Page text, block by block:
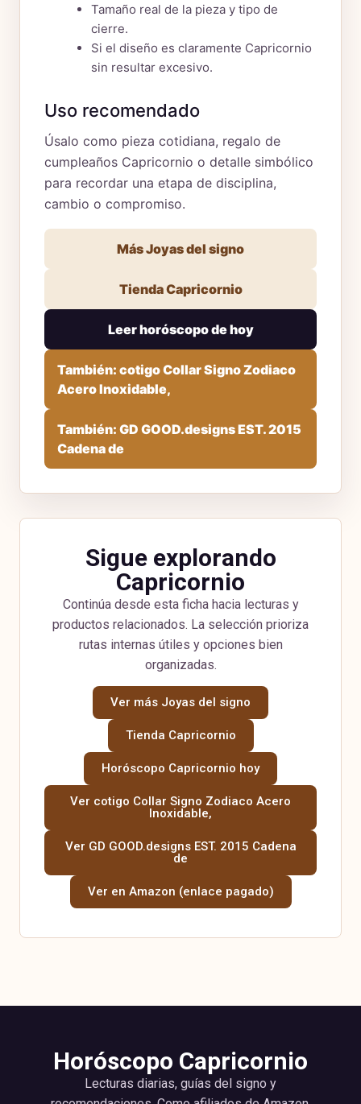
Tamaño real de la pieza y tipo de
cierre.
Si el diseño es claramente Capricornio
sin resultar excesivo.
Uso recomendado
Úsalo como pieza cotidiana, regalo de
cumpleaños Capricornio o detalle simbólico
para recordar una etapa de disciplina,
cambio o compromiso.
Más Joyas del signo
Tienda Capricornio
Leer horóscopo de hoy
También: cotigo Collar Signo Zodiaco
Acero Inoxidable,
También: GD GOOD.designs EST. 2015
Cadena de
Sigue explorando
Capricornio
Continúa desde esta ficha hacia lecturas y
productos relacionados. La selección prioriza
rutas internas útiles y opciones bien
organizadas.
Ver más Joyas del signo
Tienda Capricornio
Horóscopo Capricornio hoy
Ver cotigo Collar Signo Zodiaco Acero
Inoxidable,
Ver GD GOOD.designs EST. 2015 Cadena
de
Ver en Amazon (enlace pagado)
Horóscopo Capricornio
Lecturas diarias, guías del signo y